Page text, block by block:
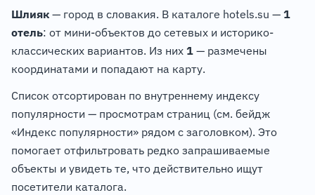
Шлияк — город в словакия. В каталоге hotels.su — 1
отель: от мини-объектов до сетевых и историко-
классических вариантов. Из них 1 — размечены
координатами и попадают на карту.
Список отсортирован по внутреннему индексу
популярности — просмотрам страниц (см. бейдж
«Индекс популярности» рядом с заголовком). Это
помогает отфильтровать редко запрашиваемые
объекты и увидеть те, что действительно ищут
посетители каталога.